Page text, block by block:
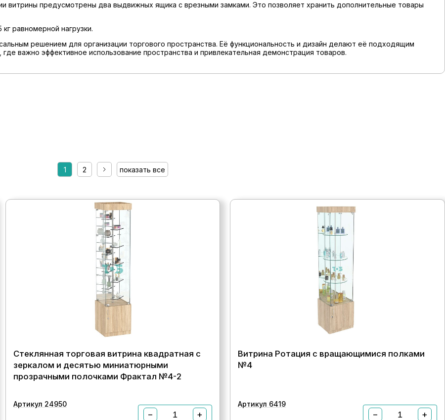
витрины предусмотрены два выдвижных ящика с врезными замками. Это позволяет хранить дополнительные товары
равномерной нагрузки.
решением для организации торгового пространства. Её функциональность и дизайн делают её подходящим
важно эффективное использование пространства и привлекательная демонстрация товаров.
1 2 показать все
Стеклянная торговая витрина квадратная с
зеркалом и десятью миниатюрными
прозрачными полочками Фрактал №4-2
Артикул 24950
− +
Витрина Ротация с вращающимися полками
№4
Артикул 6419
− +